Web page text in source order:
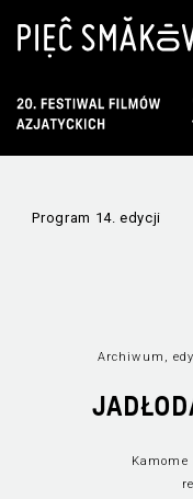
Program 14. edycji
Archiwum,